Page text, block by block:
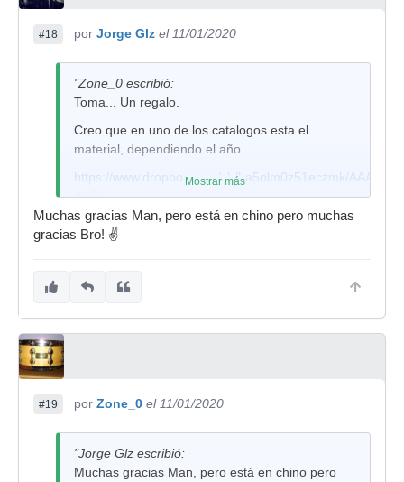
#18 por Jorge Glz el 11/01/2020
"Zone_0 escribió:
Toma... Un regalo.
Creo que en uno de los catalogos esta el
material, dependiendo el año.
https://www.dropbox.com/sh/ha5olm0z51eczmk/
dl=0
Saludos y salud
Mostrar más
Muchas gracias Man, pero está en chino pero muchas
gracias Bro! ✌️
#19 por Zone_0 el 11/01/2020
"Jorge Glz escribió:
Muchas gracias Man, pero está en chino pero